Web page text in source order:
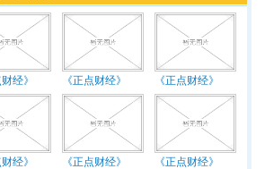
经》 《正点财经》 《正点财经》
经》 《正点财经》 《正点财经》